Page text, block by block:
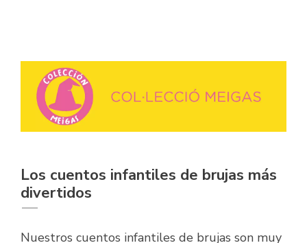
Los cuentos infantiles de brujas más
divertidos
Nuestros cuentos infantiles de brujas son muy